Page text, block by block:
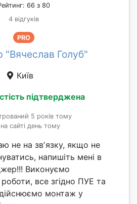
66 з 80
4 відгуків
PRO
"Вячеслав Голуб"
Київ
підтверджена
5 років тому
сайті день тому
не на звʼязку, якщо не
напишіть мені в
Виконуємо
все згідно ПУЕ та
монтаж у